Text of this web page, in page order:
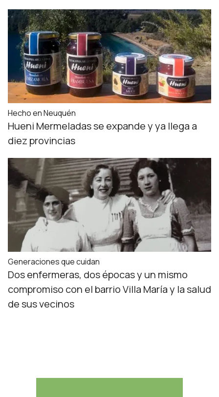
Hecho en Neuquén
Hueni Mermeladas se expande y ya llega a
diez provincias
Generaciones que cuidan
Dos enfermeras, dos épocas y un mismo
compromiso con el barrio Villa María y la salud
de sus vecinos